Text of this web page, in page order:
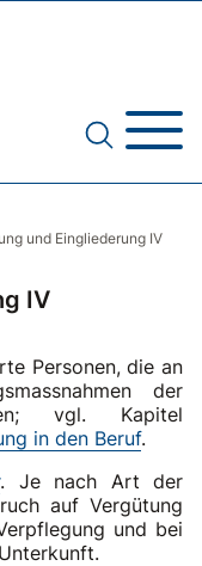
und Eingliederung IV
IV
Personen, die an
der
vgl. Kapitel
in den Beruf.
. Je nach Art der
auf Vergütung
und bei